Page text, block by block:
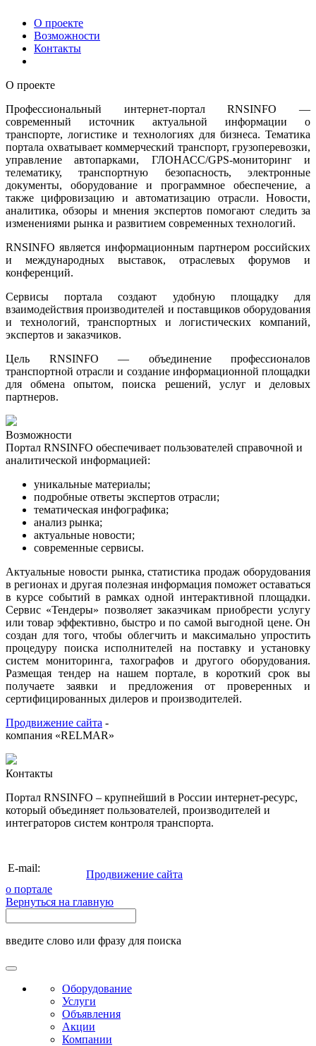
О проекте
Возможности
Контакты
О проекте
Профессиональный интернет-портал RNSINFO —
современный источник актуальной информации о
транспорте, логистике и технологиях для бизнеса. Тематика
портала охватывает коммерческий транспорт, грузоперевозки,
управление автопарками, ГЛОНАСС/GPS-мониторинг и
телематику, транспортную безопасность, электронные
документы, оборудование и программное обеспечение, а
также цифровизацию и автоматизацию отрасли. Новости,
аналитика, обзоры и мнения экспертов помогают следить за
изменениями рынка и развитием современных технологий.
RNSINFO является информационным партнером российских
и международных выставок, отраслевых форумов и
конференций.
Сервисы портала создают удобную площадку для
взаимодействия производителей и поставщиков оборудования
и технологий, транспортных и логистических компаний,
экспертов и заказчиков.
Цель RNSINFO — объединение профессионалов
транспортной отрасли и создание информационной площадки
для обмена опытом, поиска решений, услуг и деловых
партнеров.
Возможности
Портал RNSINFO обеспечивает пользователей справочной и
аналитической информацией:
уникальные материалы;
подробные ответы экспертов отрасли;
тематическая инфографика;
анализ рынка;
актуальные новости;
современные сервисы.
Актуальные новости рынка, статистика продаж оборудования
в регионах и другая полезная информация поможет оставаться
в курсе событий в рамках одной интерактивной площадки.
Сервис «Тендеры» позволяет заказчикам приобрести услугу
или товар эффективно, быстро и по самой выгодной цене. Он
создан для того, чтобы облегчить и максимально упростить
процедуру поиска исполнителей на поставку и установку
систем мониторинга, тахографов и другого оборудования.
Размещая тендер на нашем портале, в короткий срок вы
получаете заявки и предложения от проверенных и
сертифицированных дилеров и производителей.
Продвижение сайта -
компания «RELMAR»
Контакты
Портал RNSINFO – крупнейший в России интернет-ресурс,
который объединяет пользователей, производителей и
интеграторов систем контроля транспорта.
E-mail:
Продвижение сайта
о портале
Вернуться на главную
введите слово или фразу для поиска
Оборудование
Услуги
Объявления
Акции
Компании